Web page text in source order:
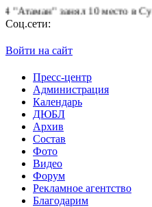
занял 10 место в
Соц.сети:
Войти на сайт
Пресс-центр
Администрация
Календарь
ДЮБЛ
Архив
Состав
Фото
Видео
Форум
Рекламное агентство
Благодарим